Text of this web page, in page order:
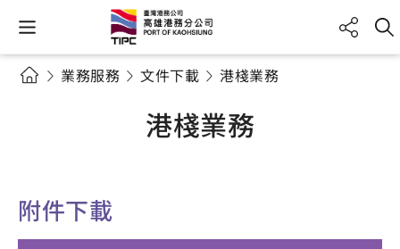
業務服務 文件下載 港棧業務
港棧業務
附件下載